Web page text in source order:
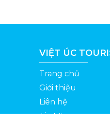
VIỆT ÚC
Trang chủ
Giới thiệu
Liên hệ
Tin tức